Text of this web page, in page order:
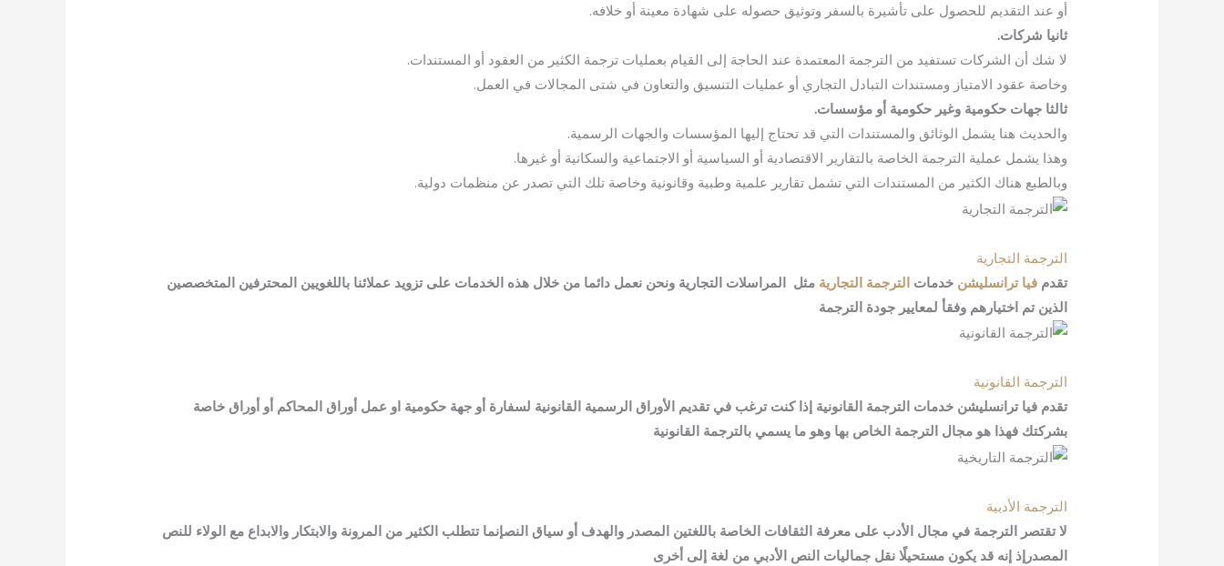
أو عند التقديم للحصول على تأشيرة بالسفر وتوثيق حصوله على شهادة معينة أو خلافه.
ثانيا شركات.
لا شك أن الشركات تستفيد من الترجمة المعتمدة عند الحاجة إلى القيام بعمليات ترجمة الكثير من العقود أو المستندات.
وخاصة عقود الامتياز ومستندات التبادل التجاري أو عمليات التنسيق والتعاون في شتى المجالات في العمل.
ثالثا جهات حكومية وغير حكومية أو مؤسسات.
والحديث هنا يشمل الوثائق والمستندات التي قد تحتاج إليها المؤسسات والجهات الرسمية.
وهذا يشمل عملية الترجمة الخاصة بالتقارير الاقتصادية أو السياسية أو الاجتماعية والسكانية أو غيرها.
وبالطبع هناك الكثير من المستندات التي تشمل تقارير علمية وطبية وقانونية وخاصة تلك التي تصدر عن منظمات دولية.
الترجمة التجارية
تقدمفيا ترانسليشن خدماتالترجمة التجارية مثل المراسلات التجارية ونحن نعمل دائما من خلال هذه الخدمات على تزويد عملائنا باللغويين المحترفين المتخصصين
الذين تم اختيارهم وفقأ لمعايير جودة الترجمة
الترجمة القانونية
تقدم فيا ترانسليشن خدمات الترجمة القانونية إذا كنت ترغب في تقديم الأوراق الرسمية القانونية لسفارة أو جهة حكومية او عمل أوراق المحاكم أو أوراق خاصة
بشركتك فهذا هو مجال الترجمة الخاص بها وهو ما يسمي بالترجمة القانونية
الترجمة الأدبية
لا تقتصر الترجمة في مجال الأدب على معرفة الثقافات الخاصة باللغتين المصدر والهدف أو سياق النصإنما تتطلب الكثير من المرونة والابتكار والابداع مع الولاء للنص
المصدرإذ إنه قد يكون مستحيلًا نقل جماليات النص الأدبي من لغة إلى أخرى